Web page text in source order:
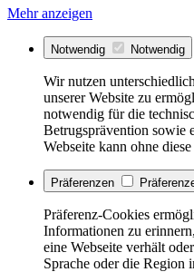
Mehr anzeigen
Notwendig Notwendig
Wir nutzen
unserer Website zu
notwendig für die
Betrugsprävention sowie
Webseite kann ohne
Präferenzen
Präferenz-Cookies
Informationen zu
eine Webseite verhält
Sprache oder die Region